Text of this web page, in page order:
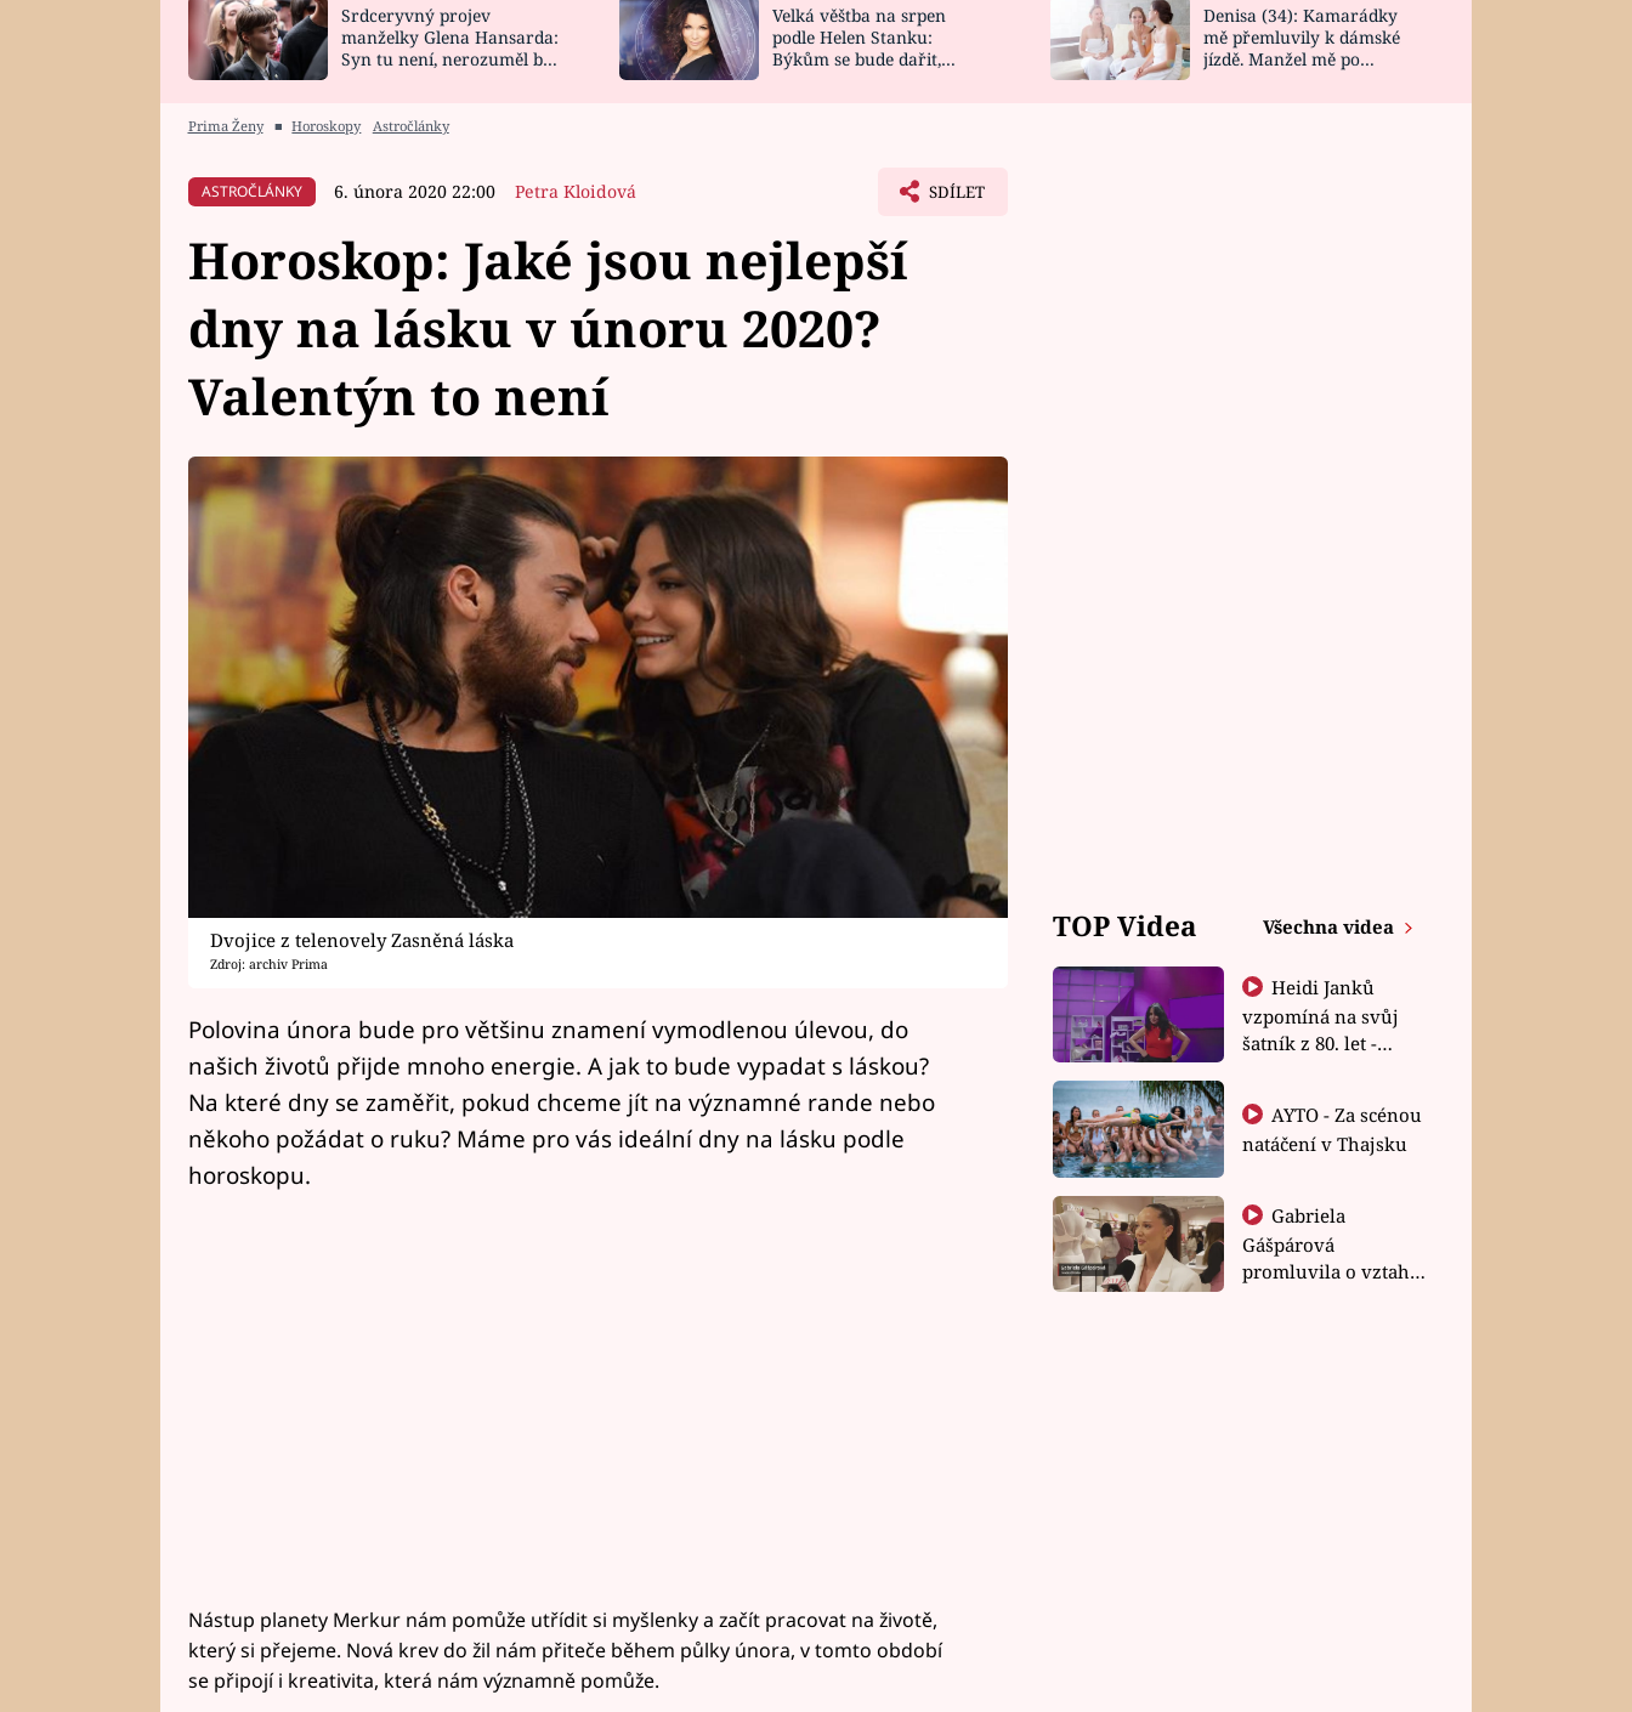
HOROSKOP NA
CELEBRITY
VAŘENÍ
NOVINKY
VIDEORECEPTY
DESIGN
Srdceryvný projev
manželky Glena Hansarda:
Syn tu není, nerozuměl by
Velká věštba na srpen
podle Helen Stanku:
Býkům se bude dařit,
Denisa (34): Kamarádky
mě přemluvily k dámské
jízdě. Manžel mě po
Prima Ženy ■ Horoskopy Astročlánky
ASTROČLÁNKY 6. února 2020 22:00 Petra Kloidová SDÍLET
Horoskop: Jaké jsou nejlepší
dny na lásku v únoru 2020?
Valentýn to není
Dvojice z telenovely Zasněná láska
Zdroj: archiv Prima
Polovina února bude pro většinu znamení vymodlenou úlevou, do
našich životů přijde mnoho energie. A jak to bude vypadat s láskou?
Na které dny se zaměřit, pokud chceme jít na významné rande nebo
někoho požádat o ruku? Máme pro vás ideální dny na lásku podle
horoskopu.
Nástup planety Merkur nám pomůže utřídit si myšlenky a začít pracovat na životě,
který si přejeme. Nová krev do žil nám přiteče během půlky února, v tomto období
se připojí i kreativita, která nám významně pomůže.
TOP Videa Všechna videa
Heidi Janků
vzpomíná na svůj
šatník z 80. let -
natáčení v Thajsku
Gabriela
Gášpárová
promluvila o vztahu